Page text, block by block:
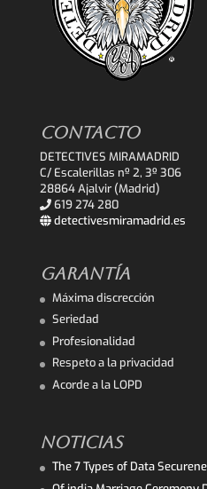
CONTACTO
DETECTIVES MIRAMADRID
C/ Escalerillas nº 2, 3º 306
28864 Ajalvir (Madrid)
619 274 280
detectivesmiramadrid.es
GARANTÍA
Máxima discrección
Seriedad
Profesionalidad
Respeto a la privacidad
Acorde a la LOPD
NOTICIAS
The 7 Types of Data